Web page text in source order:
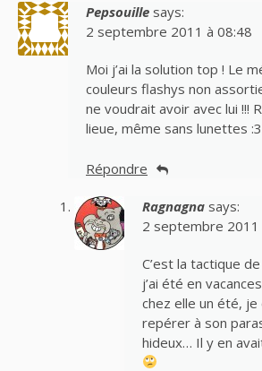
Pepsouille says:
2 septembre 2011 à 08:48
Moi j’ai la solution top ! Le
couleurs flashys non
ne voudrait avoir avec lui !!!
lieue, même sans lunettes :3
Répondre
Ragnagna says:
2 septembre 2011
C’est la tactique
j’ai été en
chez elle un été, je
repérer à son
hideux… Il y en